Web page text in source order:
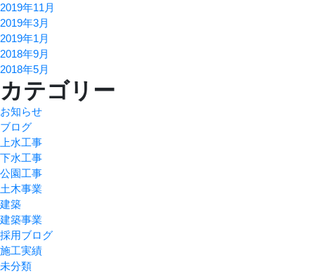
2019年11月
2019年3月
2019年1月
2018年9月
2018年5月
カテゴリー
お知らせ
ブログ
上水工事
下水工事
公園工事
土木事業
建築
建築事業
採用ブログ
施工実績
未分類